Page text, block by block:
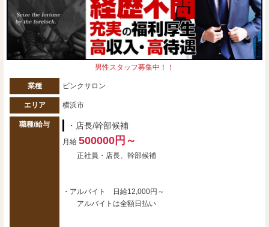
男性スタッフ募集中！！
業種 ピンクサロン
エリア 横浜市
職種/給与 ・店長/幹部候補
月給 500000円～
正社員・店長、幹部候補
・アルバイト 日給12,000円～
アルバイトは全額日払い